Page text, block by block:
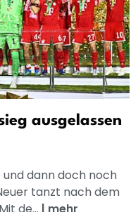
ausgelassen
und dann doch noch
tanzt nach dem